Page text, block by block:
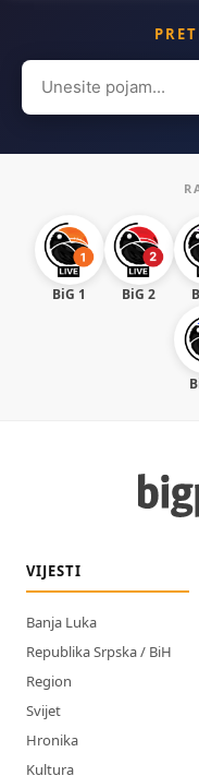
Search
for:
BiG 1 BiG 2
VIJESTI
Banja Luka
Republika Srpska / BiH
Region
Svijet
Hronika
Kultura